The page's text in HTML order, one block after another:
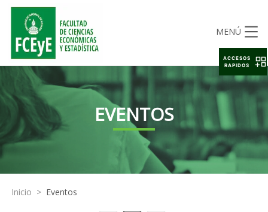
MENÚ
EVENTOS
Inicio > Eventos
ACCESOS
RAPIDOS